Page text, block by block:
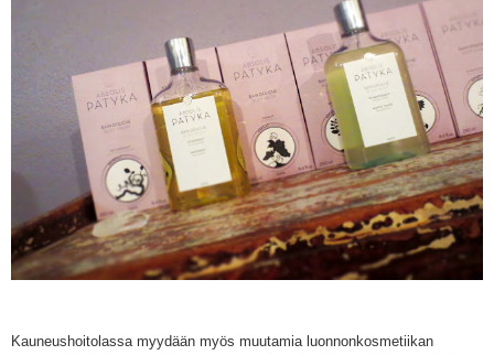
Kauneushoitolassa myydään myös muutamia luonnonkosmetiikan